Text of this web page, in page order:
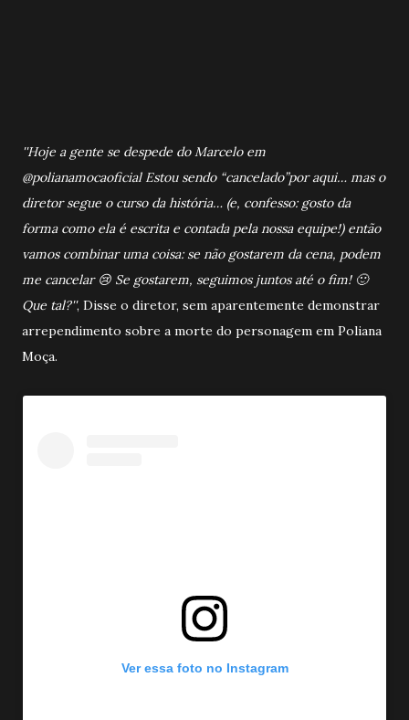
''Hoje a gente se despede do Marcelo em
@polianamocaoficial Estou sendo “cancelado”por aqui… mas o
diretor segue o curso da história… (e, confesso: gosto da
forma como ela é escrita e contada pela nossa equipe!) então
vamos combinar uma coisa: se não gostarem da cena, podem
me cancelar 😢 Se gostarem, seguimos juntos até o fim! 🙂
Que tal?'', Disse o diretor, sem aparentemente demonstrar
arrependimento sobre a morte do personagem em Poliana
Moça.
Ver essa foto no Instagram